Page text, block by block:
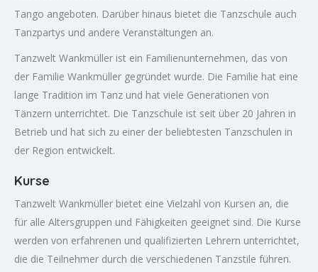
Tango angeboten. Darüber hinaus bietet die Tanzschule auch
Tanzpartys und andere Veranstaltungen an.
Tanzwelt Wankmüller ist ein Familienunternehmen, das von
der Familie Wankmüller gegründet wurde. Die Familie hat eine
lange Tradition im Tanz und hat viele Generationen von
Tänzern unterrichtet. Die Tanzschule ist seit über 20 Jahren in
Betrieb und hat sich zu einer der beliebtesten Tanzschulen in
der Region entwickelt.
Kurse
Tanzwelt Wankmüller bietet eine Vielzahl von Kursen an, die
für alle Altersgruppen und Fähigkeiten geeignet sind. Die Kurse
werden von erfahrenen und qualifizierten Lehrern unterrichtet,
die die Teilnehmer durch die verschiedenen Tanzstile führen.